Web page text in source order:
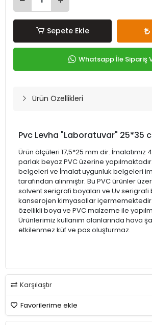
Sepete Ekle
Whatsapp İle Sipariş
Ürün Özellikleri
Pvc Levha "Laboratuvar" 25*35
Ürün ölçüleri 17,5*25 mm dir. İmalatımız
parlak beyaz PVC üzerine
belgeleri ve İmalat uygunluk belgeleri
tarafından alınmıştır. Bu PVC ürünler
solvent serigrafi boyaları ve Uv serigrafi
kanserojen kimyasallar içermemektedir.
özellikli boya ve PVC malzeme ile
Ürünlerimiz kullanım alanlarında hava
etkilenmez küf ve pas oluşturmaz.
Karşılaştır
Favorilerime ekle